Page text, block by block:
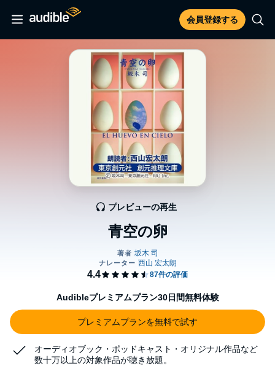
会員登録する
青空の卵
プレビューの再生
Audibleプレミアムプラン30日間無料体験
プレミアムプランを無料で試す
オーディオブック・ポッドキャスト・オリジナル作品など
数十万以上の対象作品が聴き放題。